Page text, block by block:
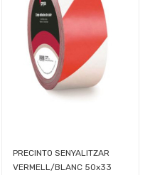
PRECINTO SENYALITZAR
VERMELL/BLANC 50x33